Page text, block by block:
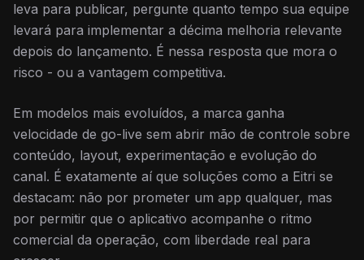
leva para publicar, pergunte quanto tempo sua equipe
levará para implementar a décima melhoria relevante
depois do lançamento. É nessa resposta que mora o
risco - ou a vantagem competitiva.
Em modelos mais evoluídos, a marca ganha
velocidade de go-live sem abrir mão de controle sobre
conteúdo, layout, experimentação e evolução do
canal. É exatamente aí que soluções como a Eitri se
destacam: não por prometer um app qualquer, mas
por permitir que o aplicativo acompanhe o ritmo
comercial da operação, com liberdade real para